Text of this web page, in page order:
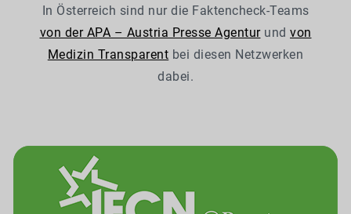
In Österreich sind nur die Faktencheck-Teams
von der APA – Austria Presse Agenturund von
Medizin Transparent bei diesen Netzwerken
dabei.